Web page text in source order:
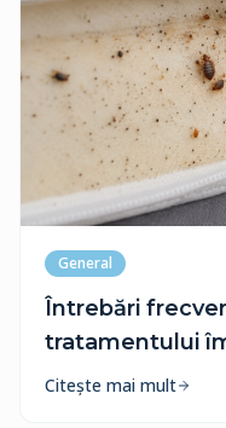
General
Întrebări
tratamentului
(FAQ)
Citește mai mult